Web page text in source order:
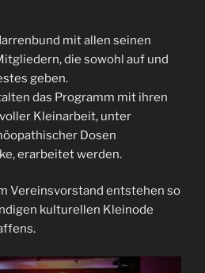
mit allen seinen
die sowohl auf und
geben.
das Programm mit ihren
Kleinarbeit, unter
Dosen
erarbeitet werden.
Vereinsvorstand entstehen so
kulturellen Kleinode